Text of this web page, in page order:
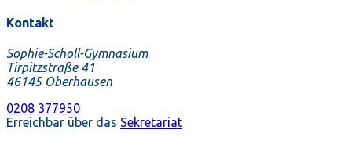
Kontakt
Sophie-Scholl-Gymnasium
Tirpitzstraße 41
46145 Oberhausen
0208 377950
Erreichbar über das Sekretariat